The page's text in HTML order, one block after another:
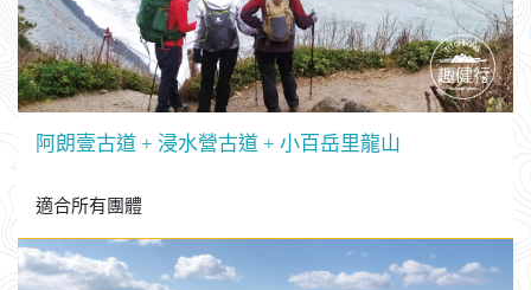
阿朗壹古道 + 浸水營古道 + 小百岳里龍山
適合所有團體